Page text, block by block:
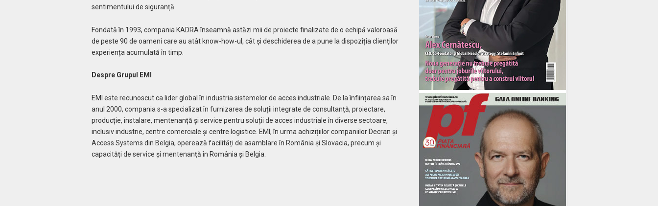
sentimentului de siguranță.
Fondată în 1993, compania KADRA înseamnă astăzi mii de proiecte finalizate de o echipă valoroasă
de peste 90 de oameni care au atât know-how-ul, cât și deschiderea de a pune la dispoziția clienților
experiența acumulată în timp.
Despre Grupul EMI
EMI este recunoscut ca lider global în industria sistemelor de acces industriale. De la înființarea sa în
anul 2000, compania s-a specializat în furnizarea de soluții integrate de consultanță, proiectare,
producție, instalare, mentenanță și service pentru soluții de acces industriale în diverse sectoare,
inclusiv industrie, centre comerciale și centre logistice. EMI, în urma achizițiilor companiilor Decran și
Access Systems din Belgia, operează facilități de asamblare în România și Slovacia, precum și
capacități de service și mentenanță în România și Belgia.